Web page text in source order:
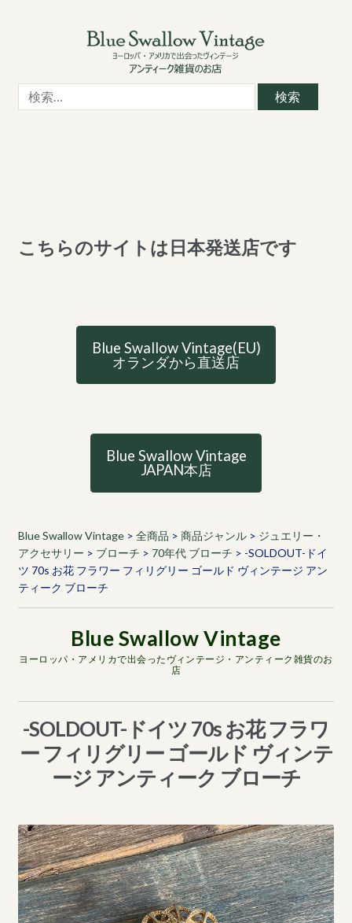
検
索:
こちらのサイトは日本発送店です
Blue Swallow Vintage(EU)
オランダから直送店
Blue Swallow Vintage
JAPAN本店
Blue Swallow Vintage> 全商品 > 商品ジャンル> ジュエリー・
アクセサリー > ブローチ > 70年代 ブローチ > -SOLDOUT-ドイ
ツ 70s お花 フラワー フィリグリー ゴールド ヴィンテージ アン
ティーク ブローチ
ヨーロッパ・アメリカで出会ったヴィンテージ・アンティーク雑貨のお
店
-SOLDOUT-ドイツ 70s お花 フラワ
ー フィリグリー ゴールド ヴィンテ
ージ アンティーク ブローチ